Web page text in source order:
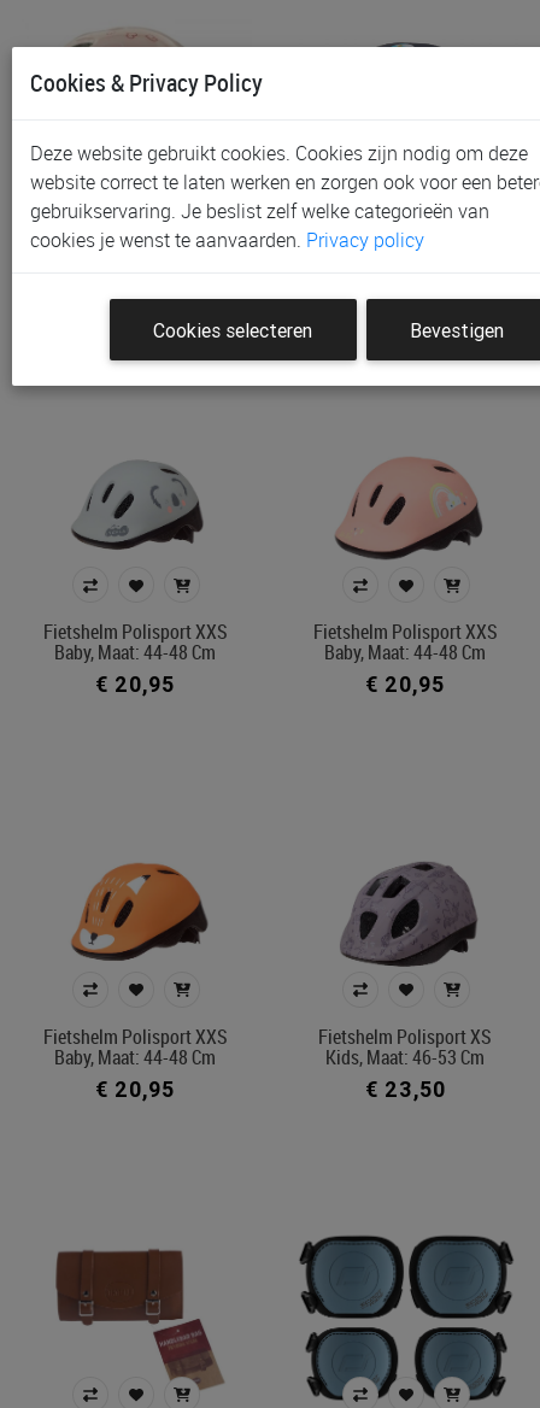
Fietshelm Polisport Baby,
Maat: 44-48 Cm
Fietshelm Polisport XXS
Baby, Maat: 44-48 Cm
Fietshelm Polisport XXS
Baby, Maat: 44-48 Cm
€ 20,95
Fietshelm Polisport XXS
Baby, Maat: 44-48 Cm
€ 20,95
Fietshelm Polisport XXS
Baby, Maat: 44-48 Cm
€ 20,95
Fietshelm Polisport XS
Kids, Maat: 46-53 Cm
€ 23,50
Cookies & Privacy Policy
Deze website gebruikt cookies. Cookies zijn nodig om deze
website correct te laten werken en zorgen ook voor een
gebruikservaring. Je beslist zelf welke categorieën van
cookies je wenst te aanvaarden. Privacy policy
Cookies selecteren Bevestigen